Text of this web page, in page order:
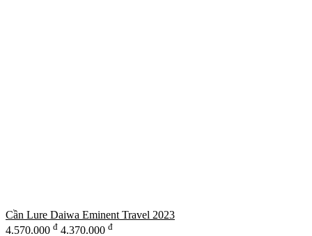
Cần Lure Daiwa Eminent Travel 2023
4.570.000 đ 4.370.000 đ